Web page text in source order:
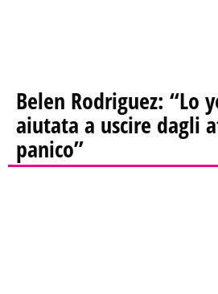
Belen Rodriguez: “Lo
aiutata a uscire dagli
panico”